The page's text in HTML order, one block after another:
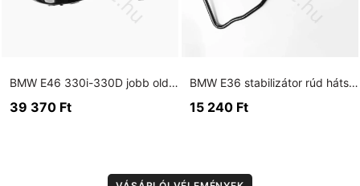
BMW E46 330i-330D jobb oldali banán lengőkar 85mm nagy csapágyas
39 370 Ft
BMW E36 stabilizátor rúd hátsó fekete (15 mm)
15 240 Ft